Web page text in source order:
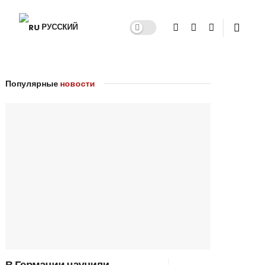
РУССКИЙ
Популярные новости